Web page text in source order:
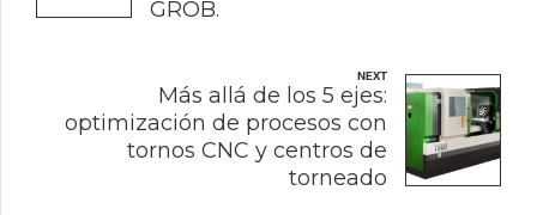
GROB.
NEXT
Más allá de los 5 ejes:
optimización de procesos con
tornos CNC y centros de
torneado